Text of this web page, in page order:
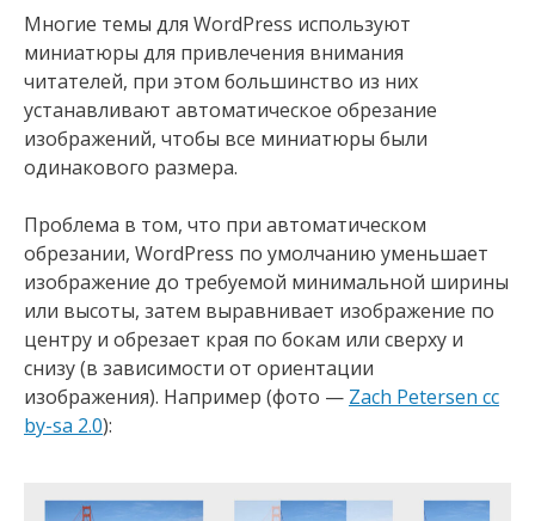
Многие темы для WordPress используют
миниатюры для привлечения внимания
читателей, при этом большинство из них
устанавливают автоматическое обрезание
изображений, чтобы все миниатюры были
одинакового размера.
Проблема в том, что при автоматическом
обрезании, WordPress по умолчанию уменьшает
изображение до требуемой минимальной ширины
или высоты, затем выравнивает изображение по
центру и обрезает края по бокам или сверху и
снизу (в зависимости от ориентации
изображения). Например (фото — Zach Petersen cc
by-sa 2.0):